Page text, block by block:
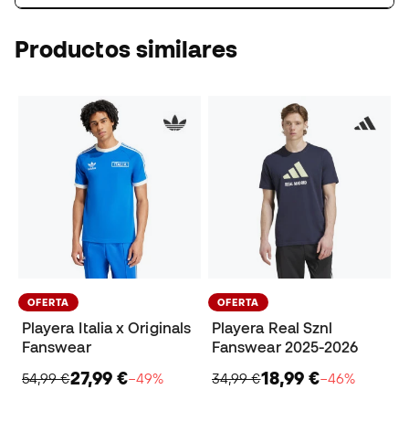
Productos similares
OFERTA
Playera Italia x Originals
Fanswear
54,99 €27,99 €−49%
OFERTA
Playera Real Sznl
Fanswear 2025-2026
34,99 €18,99 €−46%